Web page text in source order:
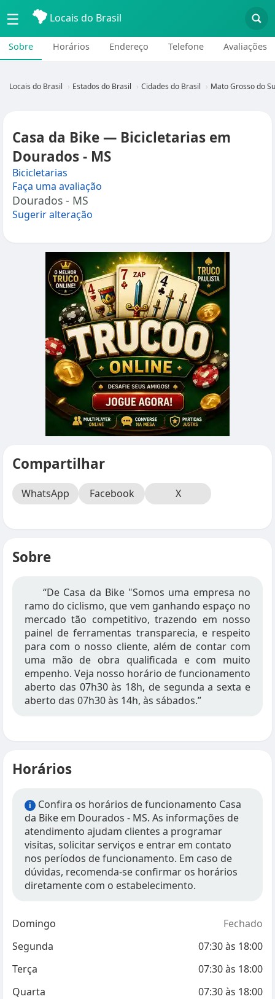
☰ Locais do Brasil
Sobre Horários Endereço Telefone Avaliações
Locais do Brasil Estados do Brasil Cidades do Brasil Mato Grosso do
Casa da Bike — Bicicletarias em
Dourados - MS
Bicicletarias
Faça uma avaliação
Dourados - MS
Sugerir alteração
Compartilhar
WhatsApp Facebook X
Sobre
“De Casa da Bike "Somos uma empresa no
ramo do ciclismo, que vem ganhando espaço no
mercado tão competitivo, trazendo em nosso
painel de ferramentas transparecia, e respeito
para com o nosso cliente, além de contar com
uma mão de obra qualificada e com muito
empenho. Veja nosso horário de funcionamento
aberto das 07h30 às 18h, de segunda a sexta e
aberto das 07h30 às 14h, às sábados.”
Horários
i
Confira os horários de funcionamento Casa
da Bike em Dourados - MS. As informações de
atendimento ajudam clientes a programar
visitas, solicitar serviços e entrar em contato
nos períodos de funcionamento. Em caso de
dúvidas, recomenda-se confirmar os horários
diretamente com o estabelecimento.
Domingo
Fechado
Segunda
07:30às 18:00
Terça
07:30às 18:00
Quarta
07:30às 18:00